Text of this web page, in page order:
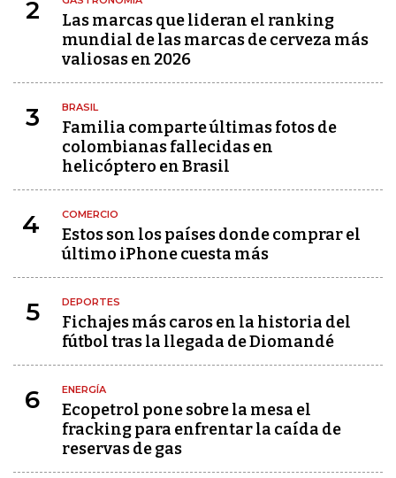
2
Las marcas que lideran el ranking
mundial de las marcas de cerveza más
valiosas en 2026
3 BRASIL
Familia comparte últimas fotos de
colombianas fallecidas en
helicóptero en Brasil
4 COMERCIO
Estos son los países donde comprar el
último iPhone cuesta más
5 DEPORTES
Fichajes más caros en la historia del
fútbol tras la llegada de Diomandé
6 ENERGÍA
Ecopetrol pone sobre la mesa el
fracking para enfrentar la caída de
reservas de gas